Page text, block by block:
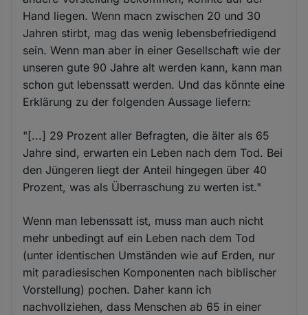
Hand liegen. Wenn macn zwischen 20 und 30
Jahren stirbt, mag das wenig lebensbefriedigend
sein. Wenn man aber in einer Gesellschaft wie der
unseren gute 90 Jahre alt werden kann, kann man
schon gut lebenssatt werden. Und das könnte eine
Erklärung zu der folgenden Aussage liefern:
"[...] 29 Prozent aller Befragten, die älter als 65
Jahre sind, erwarten ein Leben nach dem Tod. Bei
den Jüngeren liegt der Anteil hingegen über 40
Prozent, was als Überraschung zu werten ist."
Wenn man lebenssatt ist, muss man auch nicht
mehr unbedingt auf ein Leben nach dem Tod
(unter identischen Umständen wie auf Erden, nur
mit paradiesischen Komponenten nach biblischer
Vorstellung) pochen. Daher kann ich
nachvollziehen, dass Menschen ab 65 in einer